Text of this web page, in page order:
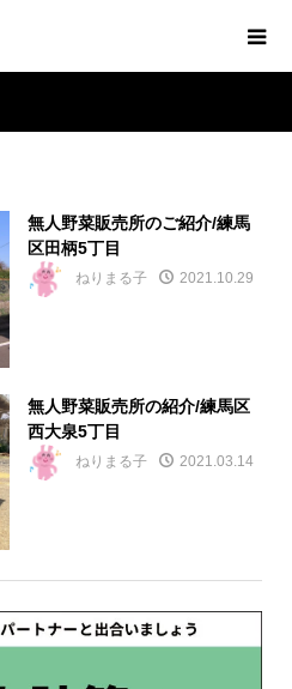
無人野菜販売所のご紹介/練馬
区田柄5丁目
ねりまる子 2021.10.29
無人野菜販売所の紹介/練馬区
西大泉5丁目
ねりまる子 2021.03.14